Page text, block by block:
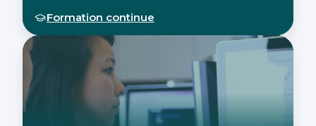
Formation continue